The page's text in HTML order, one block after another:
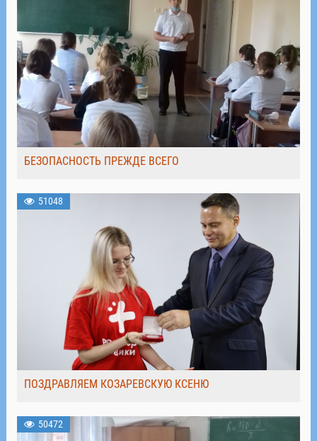
БЕЗОПАСНОСТЬ ПРЕЖДЕ ВСЕГО
51048
ПОЗДРАВЛЯЕМ КОЗАРЕВСКУЮ КСЕНЮ
50472